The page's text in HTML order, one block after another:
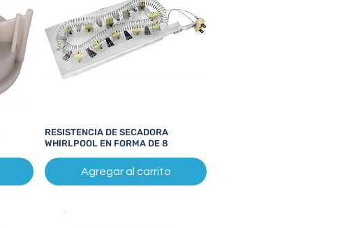
Vista rápida
RESISTENCIA DE SECADORA
WHIRLPOOL EN FORMA DE 8
Agregar al carrito